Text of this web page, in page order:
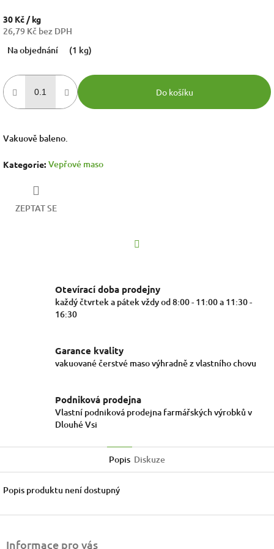
30 Kč / kg
26,79 Kč bez DPH
cena:
Na objednání (1 kg)
Do košíku
Vakuově baleno.
Kategorie: Vepřové maso
ZEPTAT SE
Otevírací doba prodejny
každý čtvrtek a pátek vždy od 8:00 - 11:00 a 11:30 -
16:30
Garance kvality
vakuované čerstvé maso výhradně z vlastního chovu
Podniková prodejna
Vlastní podniková prodejna farmářských výrobků v
Dlouhé Vsi
Popis Diskuze
Popis produktu není dostupný
Informace pro vás